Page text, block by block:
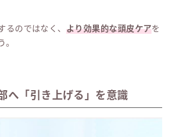
のではなく、 より効果的な頭皮ケアを
へ「引き上げる」を意識